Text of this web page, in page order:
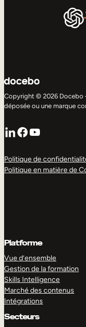
Copyright © 2026 Docebo
déposée ou une marque
LinkedIn
Facebook
YouTube
Politique de
Politique en matière de
Platforme
Vue d’ensemble
Gestion de la formation
Skills Intelligence
Marché des contenus
Intégrations
Secteurs